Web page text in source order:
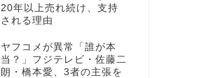
20年以上売れ続け、支持
される理由
ヤフコメが異常「誰が本
当？」フジテレビ・佐藤二
朗・橋本愛、3者の主張を